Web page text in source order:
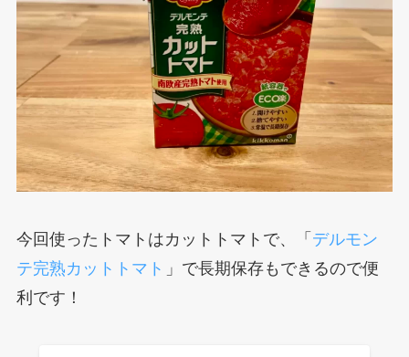
今回使ったトマトはカットトマトで、「 デルモン
テ完熟カットトマト 」で長期保存もできるので便
利です！